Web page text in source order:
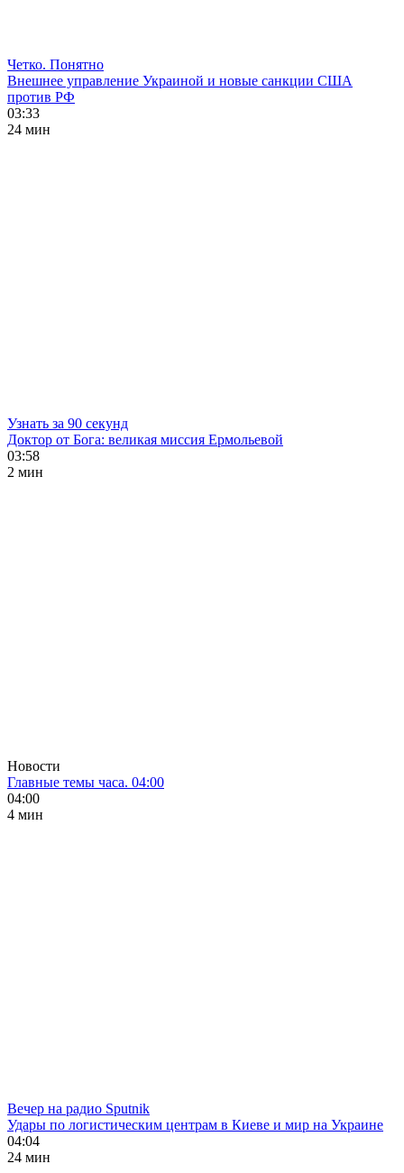
Четко. Понятно
Внешнее управление Украиной и новые санкции США
против РФ
03:33
24 мин
Узнать за 90 секунд
Доктор от Бога: великая миссия Ермольевой
03:58
2 мин
Новости
Главные темы часа. 04:00
04:00
4 мин
Вечер на радио Sputnik
Удары по логистическим центрам в Киеве и мир на Украине
04:04
24 мин